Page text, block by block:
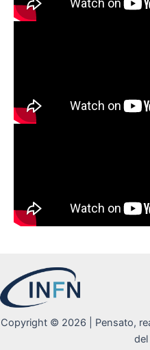
Copyright © 2026 | Pensato,
del